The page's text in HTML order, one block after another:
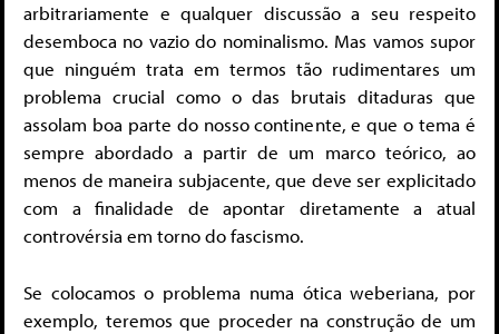
arbitrariamente e qualquer discussão a seu respeito
desemboca no vazio do nominalismo. Mas vamos supor
que ninguém trata em termos tão rudimentares um
problema crucial como o das brutais ditaduras que
assolam boa parte do nosso continente, e que o tema é
sempre abordado a partir de um marco teórico, ao
menos de maneira subjacente, que deve ser explicitado
com a finalidade de apontar diretamente a atual
controvérsia em torno do fascismo.
Se colocamos o problema numa ótica weberiana, por
exemplo, teremos que proceder na construção de um